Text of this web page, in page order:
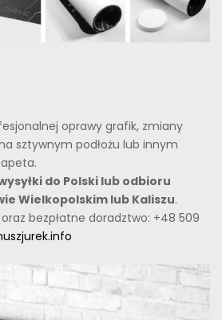
oprawy grafik, zmiany
sztywnym podłożu lub innym
do Polski lub odbioru
Wielkopolskim lub Kaliszu.
bezpłatne doradztwo: +48 509